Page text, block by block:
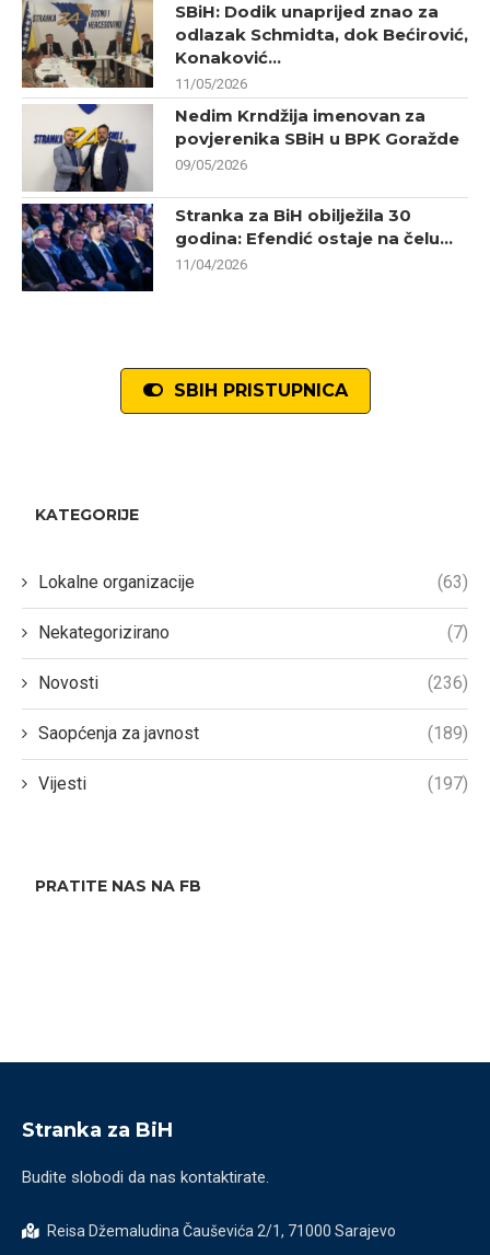
SBiH: Dodik unaprijed znao za
odlazak Schmidta, dok Bećirović,
Konaković...
11/05/2026
Nedim Krndžija imenovan za
povjerenika SBiH u BPK Goražde
09/05/2026
Stranka za BiH obilježila 30
godina: Efendić ostaje na čelu...
11/04/2026
SBIH PRISTUPNICA
KATEGORIJE
Lokalne organizacije (63)
Nekategorizirano (7)
Novosti (236)
Saopćenja za javnost (189)
Vijesti (197)
PRATITE NAS NA FB
Stranka za BiH
Budite slobodi da nas kontaktirate.
Reisa Džemaludina Čauševića 2/1, 71000 Sarajevo